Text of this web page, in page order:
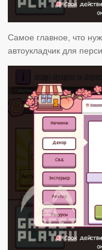
Самое главное, что
автоукладчик для